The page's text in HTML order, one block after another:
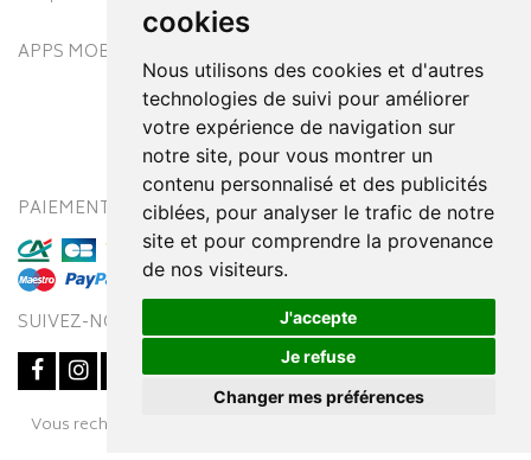
cookies
Nous utilisons des cookies et d'autres
technologies de suivi pour améliorer
votre expérience de navigation sur
notre site, pour vous montrer un
contenu personnalisé et des publicités
ciblées, pour analyser le trafic de notre
site et pour comprendre la provenance
de nos visiteurs.
J'accepte
Je refuse
Changer mes préférences
APPS MOBILES
PAIEMENT SÉCURISÉ MODES DE LIVRAISON
SUIVEZ-NOUS SUR
Vous recherchez un médicament ? Découvrez la pharmacie en